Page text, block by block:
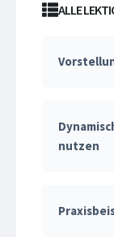
ALLE
nutzen